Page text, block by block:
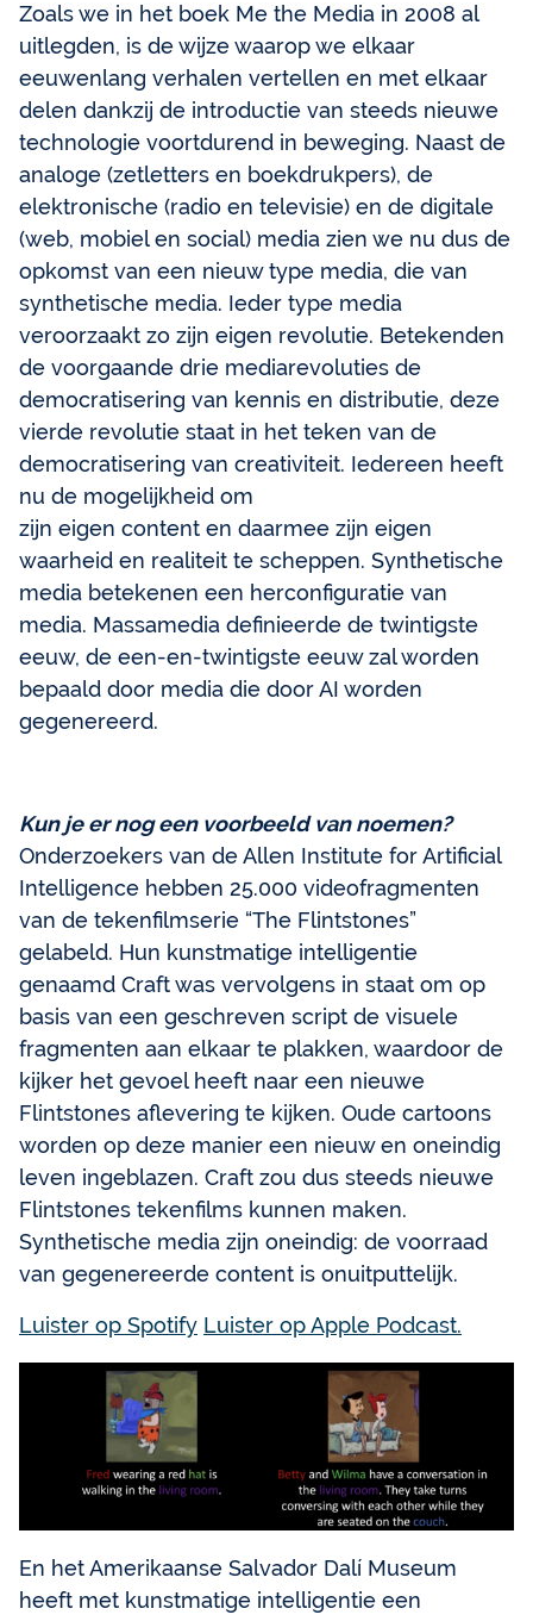
Zoals we in het boek Me the Media in 2008 al
uitlegden, is de wijze waarop we elkaar
eeuwenlang verhalen vertellen en met elkaar
delen dankzij de introductie van steeds nieuwe
technologie voortdurend in beweging. Naast de
analoge (zetletters en boekdrukpers), de
elektronische (radio en televisie) en de digitale
(web, mobiel en social) media zien we nu dus de
opkomst van een nieuw type media, die van
synthetische media. Ieder type media
veroorzaakt zo zijn eigen revolutie. Betekenden
de voorgaande drie mediarevoluties de
democratisering van kennis en distributie, deze
vierde revolutie staat in het teken van de
democratisering van creativiteit. Iedereen heeft
nu de mogelijkheid om
zijn eigen content en daarmee zijn eigen
waarheid en realiteit te scheppen. Synthetische
media betekenen een herconfiguratie van
media. Massamedia definieerde de twintigste
eeuw, de een-en-twintigste eeuw zal worden
bepaald door media die door AI worden
gegenereerd.
Kun je er nog een voorbeeld van noemen?
Onderzoekers van de Allen Institute for Artificial
Intelligence hebben 25.000 videofragmenten
van de tekenfilmserie “The Flintstones”
gelabeld. Hun kunstmatige intelligentie
genaamd Craft was vervolgens in staat om op
basis van een geschreven script de visuele
fragmenten aan elkaar te plakken, waardoor de
kijker het gevoel heeft naar een nieuwe
Flintstones aflevering te kijken. Oude cartoons
worden op deze manier een nieuw en oneindig
leven ingeblazen. Craft zou dus steeds nieuwe
Flintstones tekenfilms kunnen maken.
Synthetische media zijn oneindig: de voorraad
van gegenereerde content is onuitputtelijk.
Luister op Spotify Luister op Apple Podcast.
En het Amerikaanse Salvador Dalí Museum
heeft met kunstmatige intelligentie een